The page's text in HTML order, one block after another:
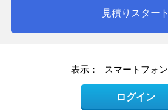
見積りスタート
表示： スマートフォン
ログイン